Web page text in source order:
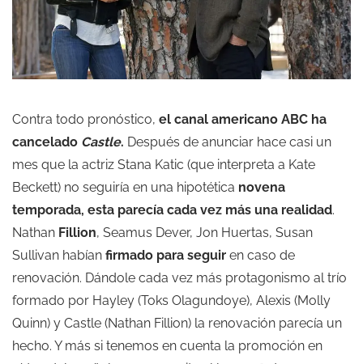
Contra todo pronóstico, el canal americano ABC ha
cancelado Castle. Después de anunciar hace casi un
mes que la actriz Stana Katic (que interpreta a Kate
Beckett) no seguiría en una hipotética novena
temporada, esta parecía cada vez más una realidad.
Nathan Fillion, Seamus Dever, Jon Huertas, Susan
Sullivan habían firmado para seguir en caso de
renovación. Dándole cada vez más protagonismo al trío
formado por Hayley (Toks Olagundoye), Alexis (Molly
Quinn) y Castle (Nathan Fillion) la renovación parecía un
hecho. Y más si tenemos en cuenta la promoción en